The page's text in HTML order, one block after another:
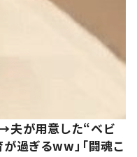
夫が用意した“ベビ
過ぎるww」「闘魂こ